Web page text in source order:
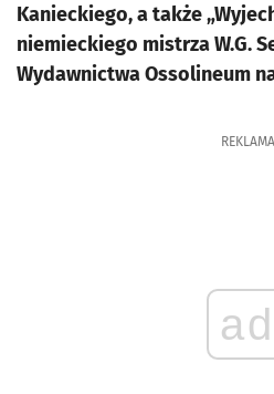
Kanieckiego, a także
niemieckiego mistrza W.G.
Wydawnictwa Ossolineum
REKLAMA
ad